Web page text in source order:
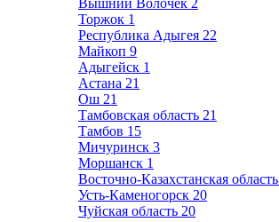
Вышний Волочёк 2
Торжок 1
Республика Адыгея 22
Майкоп 9
Адыгейск 1
Астана 21
Ош 21
Тамбовская область 21
Тамбов 15
Мичуринск 3
Моршанск 1
Восточно-Казахстанская область
Усть-Каменогорск 20
Чуйская область 20